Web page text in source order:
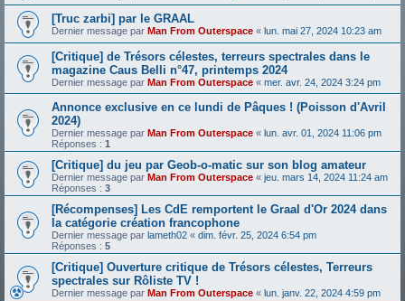
[Truc zarbi] par le GRAAL
Dernier message par Man From Outerspace « lun. mai 27, 2024 10:23 am
[Critique] de Trésors célestes, terreurs spectrales dans le
magazine Caus Belli n°47, printemps 2024
Dernier message par Man From Outerspace « mer. avr. 24, 2024 3:24 pm
Annonce exclusive en ce lundi de Pâques ! (Poisson d'Avril
2024)
Dernier message par Man From Outerspace « lun. avr. 01, 2024 11:06 pm
Réponses : 1
[Critique] du jeu par Geob-o-matic sur son blog amateur
Dernier message par Man From Outerspace « jeu. mars 14, 2024 11:24 am
Réponses : 3
[Récompenses] Les CdE remportent le Graal d'Or 2024 dans
la catégorie création francophone
Dernier message par lameth02 « dim. févr. 25, 2024 6:54 pm
Réponses : 5
[Critique] Ouverture critique de Trésors célestes, Terreurs
spectrales sur Rôliste TV !
Dernier message par Man From Outerspace « lun. janv. 22, 2024 4:59 pm